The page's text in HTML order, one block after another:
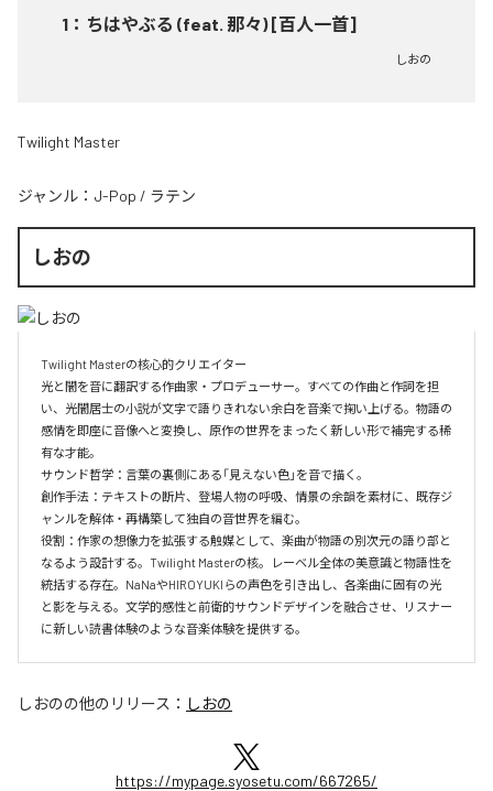
1 ： ちはやぶる (feat. 那々) [百人一首]
しおの
Twilight Master
ジャンル： J-Pop / ラテン
しおの
Twilight Masterの核心的クリエイター
光と闇を音に翻訳する作曲家・プロデューサー。すべての作曲と作詞を担
い、光闇居士の小説が文字で語りきれない余白を音楽で掬い上げる。物語の
感情を即座に音像へと変換し、原作の世界をまったく新しい形で補完する稀
有な才能。
サウンド哲学：言葉の裏側にある「見えない色」を音で描く。
創作手法：テキストの断片、登場人物の呼吸、情景の余韻を素材に、既存ジ
ャンルを解体・再構築して独自の音世界を編む。
役割：作家の想像力を拡張する触媒として、楽曲が物語の別次元の語り部と
なるよう設計する。Twilight Masterの核。レーベル全体の美意識と物語性を
統括する存在。NaNaやHIROYUKIらの声色を引き出し、各楽曲に固有の光
と影を与える。文学的感性と前衛的サウンドデザインを融合させ、リスナー
に新しい読書体験のような音楽体験を提供する。
しおのの他のリリース： しおの
https://mypage.syosetu.com/667265/